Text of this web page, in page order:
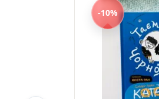
-10%